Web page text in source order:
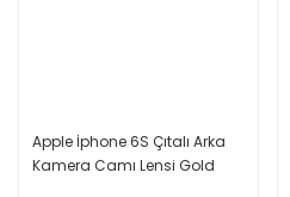
Apple İphone 6S Çıtalı Arka
Kamera Camı Lensi Gold